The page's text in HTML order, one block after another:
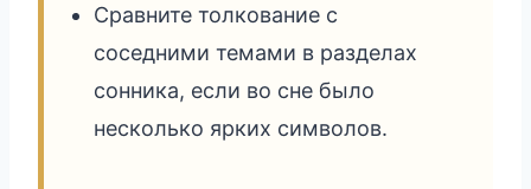
Сравните толкование с
соседними темами в разделах
сонника, если во сне было
несколько ярких символов.